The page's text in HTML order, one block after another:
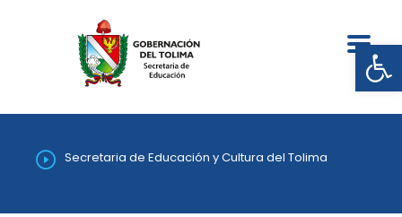
Secretaria de Educación y Cultura del Tolima